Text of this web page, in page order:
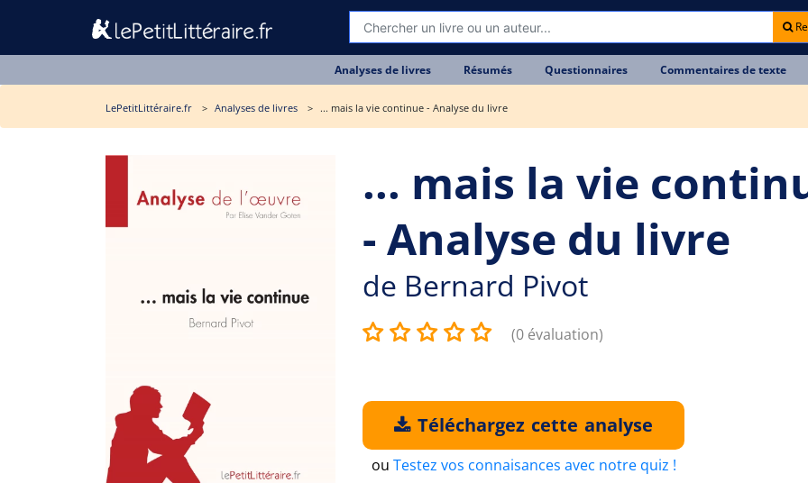
Analyses de livres Résumés Questionnaires Commentaires de texte
LePetitLittéraire.fr Analyses de livres ... mais la vie continue - Analyse du livre
... mais la vie
- Analyse du livre
de Bernard Pivot
(0 évaluation)
Téléchargez cette analyse
ou Testez vos connaisances avec notre quiz !